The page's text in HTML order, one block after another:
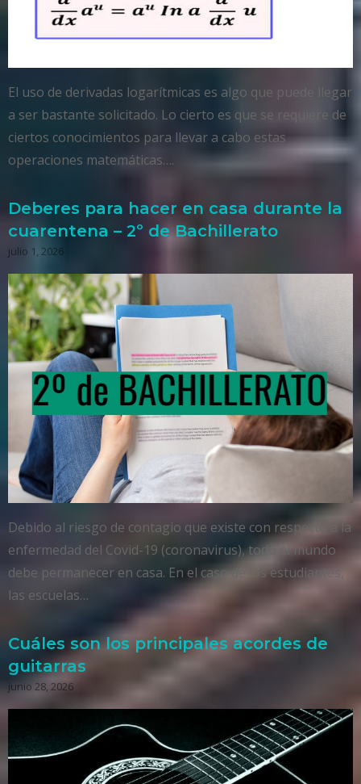
El uso de derivadas logarítmicas es algo que puede llegar
a ser bastante solicitado. Lo cierto es que se requiere de
ciertos conocimientos para llevar a cabo estas
operaciones matemáticas….
Deberes para hacer en casa durante la
cuarentena – 2º de Bachillerato
julio 1, 2026
Debido al riesgo de contagio que existe con respecto a la
enfermedad del Covid-19 (coronavirus), todo el mundo
debe permanecer en casa. En el caso de los estudiantes,
las escuelas…
Cuáles son los principales acordes de
guitarras
junio 28, 2026